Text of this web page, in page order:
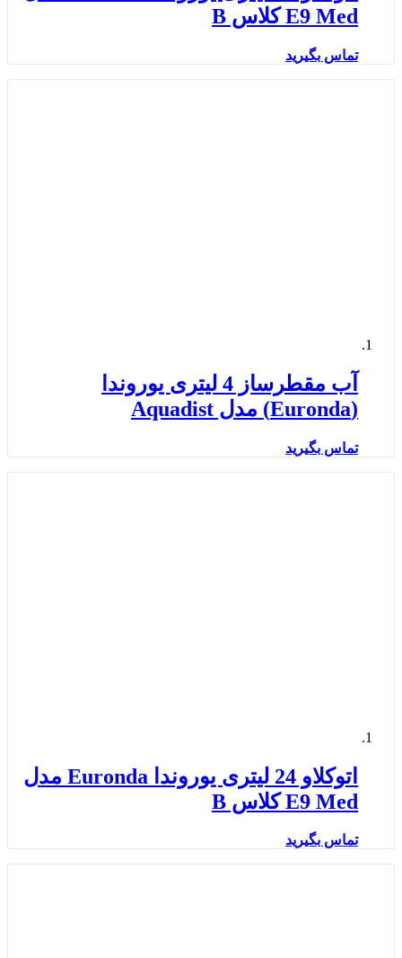
E9 Med کلاس B
تماس بگیرید
آب مقطرساز 4 لیتری یوروندا
(Euronda) مدل Aquadist
تماس بگیرید
اتوکلاو 24 لیتری یوروندا Euronda مدل
E9 Med کلاس B
تماس بگیرید